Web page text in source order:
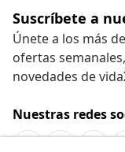
Suscríbete a
Únete a los más
ofertas
novedades de
Nuestras redes